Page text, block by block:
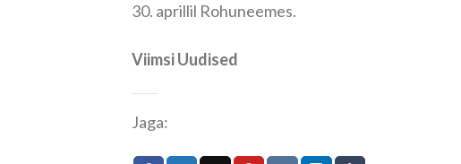
30. aprillil Rohuneemes.
Viimsi Uudised
Jaga: